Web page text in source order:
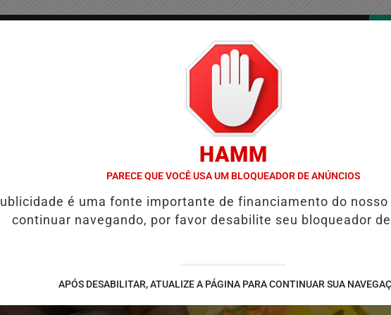
/ PUBLICIDADES LEGAIS
SEGURANÇA PÚBLICA ALINE BARROS É CONFIRMADA NO DIA DO EVANGÉLICO
HAMM
PARECE QUE VOCÊ USA UM BLOQUEADOR DE ANÚNCIOS
é uma fonte importante de financiamento do nosso
continuar navegando, por favor desabilite seu bloqueador
APÓS DESABILITAR, ATUALIZE A PÁGINA PARA CONTINUAR SUA